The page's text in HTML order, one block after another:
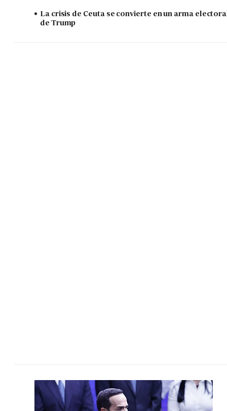
La crisis de Ceuta se convierte en un arma
de Trump